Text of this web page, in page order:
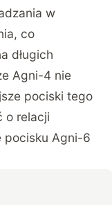
w
co
długich
Agni-4 nie
pociski tego
o relacji
pocisku Agni-6